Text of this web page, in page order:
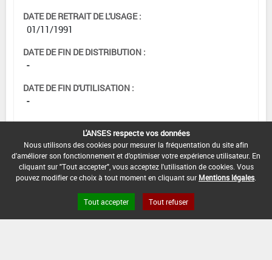
DATE DE RETRAIT DE L'USAGE :
01/11/1991
DATE DE FIN DE DISTRIBUTION :
-
DATE DE FIN D'UTILISATION :
-
L'ANSES respecte vos données
Nous utilisons des cookies pour mesurer la fréquentation du site afin
d'améliorer son fonctionnement et d'optimiser votre expérience utilisateur. En
cliquant sur "Tout accepter", vous acceptez l'utilisation de cookies. Vous
pouvez modifier ce choix à tout moment en cliquant sur Mentions légales
Tout accepter Tout refuser